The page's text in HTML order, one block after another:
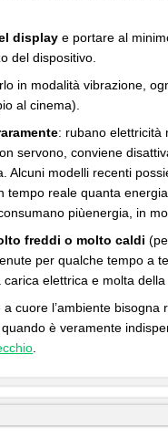
display e portare al
del dispositivo.
in modalità vibrazione,
al cinema).
: rubano elettricità
servono, conviene
Alcuni modelli recenti
tempo reale quanta
piùenergia, in
freddi o molto caldi
per qualche tempo a
elettrica e molta
cuore l’ambiente bisogna
è veramente